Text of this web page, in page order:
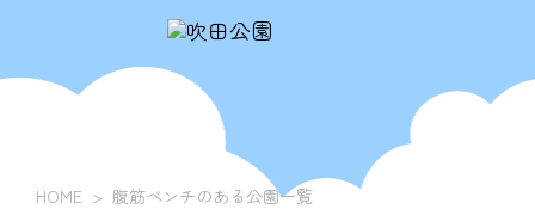
HOME 腹筋ベンチのある公園一覧